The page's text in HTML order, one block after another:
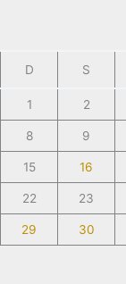
D S
1 2
8 9
15 16
22 23
29 30